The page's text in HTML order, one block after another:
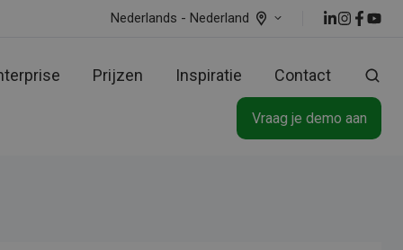
Nederlands - Nederland
Prijzen Inspiratie Contact
Vraag je demo aan